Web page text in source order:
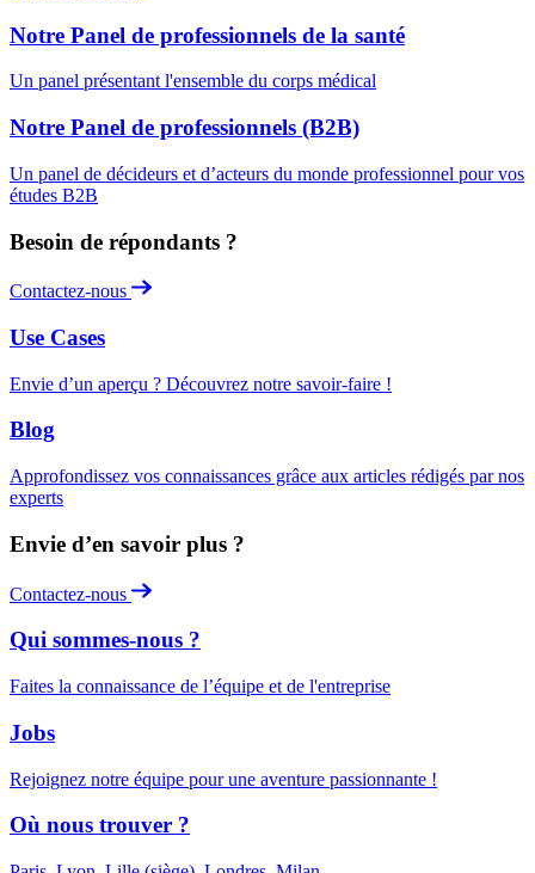
Notre Panel de professionnels de la santé
Un panel présentant l'ensemble du corps médical
Notre Panel de professionnels (B2B)
Un panel de décideurs et d’acteurs du monde professionnel pour vos
études B2B
Besoin de répondants ?
Contactez-nous
Use Cases
Envie d’un aperçu ? Découvrez notre savoir-faire !
Blog
Approfondissez vos connaissances grâce aux articles rédigés par nos
experts
Envie d’en savoir plus ?
Contactez-nous
Qui sommes-nous ?
Faites la connaissance de l’équipe et de l'entreprise
Jobs
Rejoignez notre équipe pour une aventure passionnante !
Où nous trouver ?